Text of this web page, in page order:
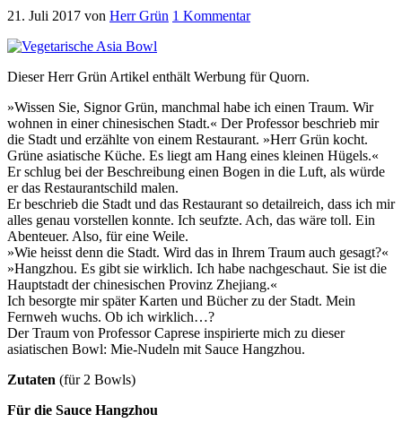
21. Juli 2017 von Herr Grün 1 Kommentar
Dieser Herr Grün Artikel enthält Werbung für Quorn.
»Wissen Sie, Signor Grün, manchmal habe ich einen Traum. Wir
wohnen in einer chinesischen Stadt.« Der Professor beschrieb mir
die Stadt und erzählte von einem Restaurant. »Herr Grün kocht.
Grüne asiatische Küche. Es liegt am Hang eines kleinen Hügels.«
Er schlug bei der Beschreibung einen Bogen in die Luft, als würde
er das Restaurantschild malen.
Er beschrieb die Stadt und das Restaurant so detailreich, dass ich mir
alles genau vorstellen konnte. Ich seufzte. Ach, das wäre toll. Ein
Abenteuer. Also, für eine Weile.
»Wie heisst denn die Stadt. Wird das in Ihrem Traum auch gesagt?«
»Hangzhou. Es gibt sie wirklich. Ich habe nachgeschaut. Sie ist die
Hauptstadt der chinesischen Provinz Zhejiang.«
Ich besorgte mir später Karten und Bücher zu der Stadt. Mein
Fernweh wuchs. Ob ich wirklich…?
Der Traum von Professor Caprese inspirierte mich zu dieser
asiatischen Bowl: Mie-Nudeln mit Sauce Hangzhou.
Zutaten (für 2 Bowls)
Für die Sauce Hangzhou